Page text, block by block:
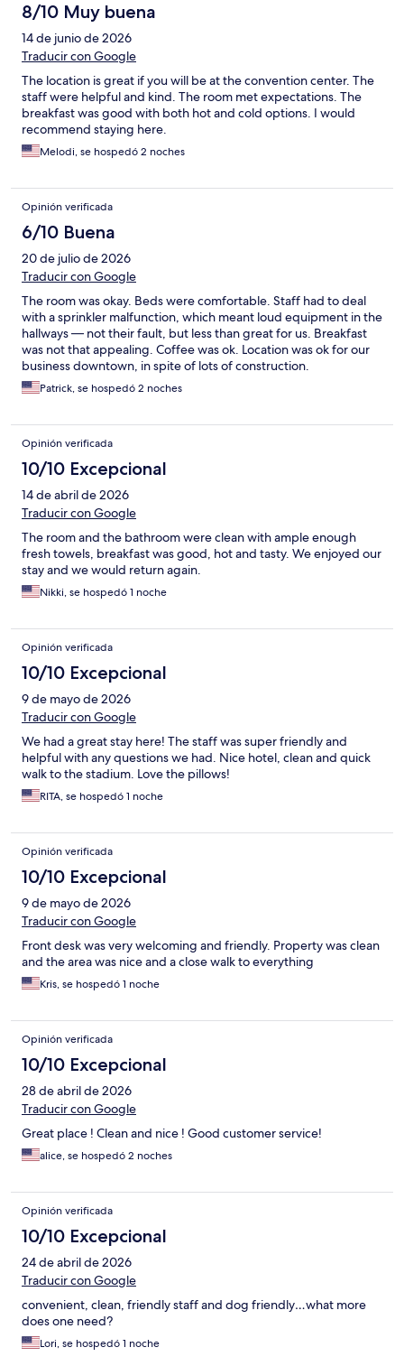
8/10 Muy buena
14 de junio de 2026
Traducir con Google
The location is great if you will be at the convention center. The
staff were helpful and kind. The room met expectations. The
breakfast was good with both hot and cold options. I would
recommend staying here.
Melodi, se hospedó 2 noches
Opinión verificada
6/10 Buena
20 de julio de 2026
Traducir con Google
The room was okay. Beds were comfortable. Staff had to deal
with a sprinkler malfunction, which meant loud equipment in the
hallways — not their fault, but less than great for us. Breakfast
was not that appealing. Coffee was ok. Location was ok for our
business downtown, in spite of lots of construction.
Patrick, se hospedó 2 noches
Opinión verificada
10/10 Excepcional
14 de abril de 2026
Traducir con Google
The room and the bathroom were clean with ample enough
fresh towels, breakfast was good, hot and tasty. We enjoyed our
stay and we would return again.
Nikki, se hospedó 1 noche
Opinión verificada
10/10 Excepcional
9 de mayo de 2026
Traducir con Google
We had a great stay here! The staff was super friendly and
helpful with any questions we had. Nice hotel, clean and quick
walk to the stadium. Love the pillows!
RITA, se hospedó 1 noche
Opinión verificada
10/10 Excepcional
9 de mayo de 2026
Traducir con Google
Front desk was very welcoming and friendly. Property was clean
and the area was nice and a close walk to everything
Kris, se hospedó 1 noche
Opinión verificada
10/10 Excepcional
28 de abril de 2026
Traducir con Google
Great place ! Clean and nice ! Good customer service!
alice, se hospedó 2 noches
Opinión verificada
10/10 Excepcional
24 de abril de 2026
Traducir con Google
convenient, clean, friendly staff and dog friendly…what more
does one need?
Lori, se hospedó 1 noche